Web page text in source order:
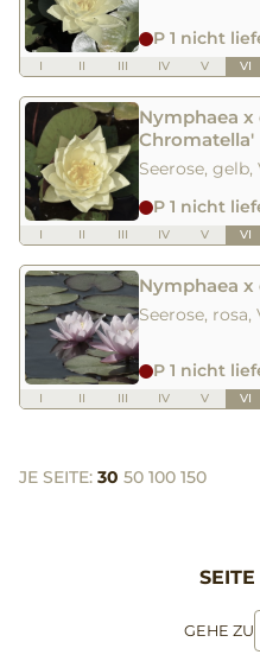
P 1 nicht
I II III IV V VI
Nymphaea x
Chromatella'
Seerose, gelb,
P 1 nicht
I II III IV V VI
Nymphaea x
Seerose, rosa,
P 1 nicht
I II III IV V VI
JE SEITE: 30 50 100 150
SEITE
GEHE ZU